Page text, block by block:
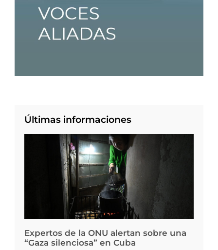
Últimas informaciones
Expertos de la ONU alertan sobre una
“Gaza silenciosa” en Cuba